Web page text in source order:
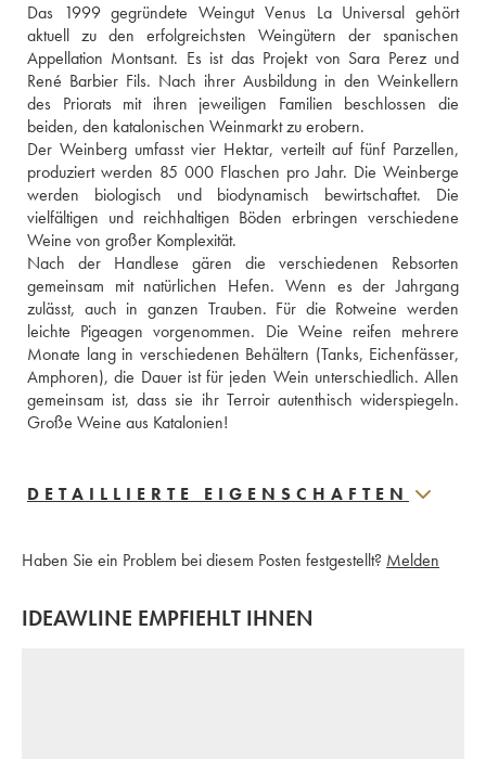
Das 1999 gegründete Weingut Venus La Universal gehört
aktuell zu den erfolgreichsten Weingütern der spanischen
Appellation Montsant. Es ist das Projekt von Sara Perez und
René Barbier Fils. Nach ihrer Ausbildung in den Weinkellern
des Priorats mit ihren jeweiligen Familien beschlossen die
beiden, den katalonischen Weinmarkt zu erobern.
Der Weinberg umfasst vier Hektar, verteilt auf fünf Parzellen,
produziert werden 85 000 Flaschen pro Jahr. Die Weinberge
werden biologisch und biodynamisch bewirtschaftet. Die
vielfältigen und reichhaltigen Böden erbringen verschiedene
Weine von großer Komplexität.
Nach der Handlese gären die verschiedenen Rebsorten
gemeinsam mit natürlichen Hefen. Wenn es der Jahrgang
zulässt, auch in ganzen Trauben. Für die Rotweine werden
leichte Pigeagen vorgenommen. Die Weine reifen mehrere
Monate lang in verschiedenen Behältern (Tanks, Eichenfässer,
Amphoren), die Dauer ist für jeden Wein unterschiedlich. Allen
gemeinsam ist, dass sie ihr Terroir autenthisch widerspiegeln.
Große Weine aus Katalonien!
DETAILLIERTE EIGENSCHAFTEN
Haben Sie ein Problem bei diesem Posten festgestellt? Melden
IDEAWLINE EMPFIEHLT IHNEN